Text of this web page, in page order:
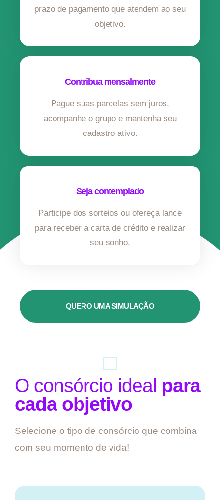
prazo de pagamento que atendem ao seu
objetivo.
Contribua mensalmente
Pague suas parcelas sem juros,
acompanhe o grupo e mantenha seu
cadastro ativo.
Seja contemplado
Participe dos sorteios ou ofereça lance
para receber a carta de crédito e realizar
seu sonho.
QUERO UMA SIMULAÇÃO
O consórcio ideal para
cada objetivo
Selecione o tipo de consórcio que combina
com seu momento de vida!